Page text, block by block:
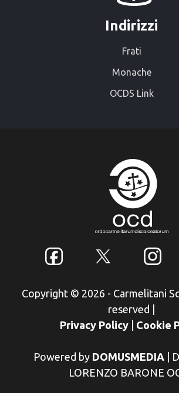
Indirizzi
Frati
Monache
OCDS Link
Copyright © 2026 - Carmelitani
reserved
Privacy Policy
Cookie
Powered by DOMUSMEDIA
LORENZO BARONE